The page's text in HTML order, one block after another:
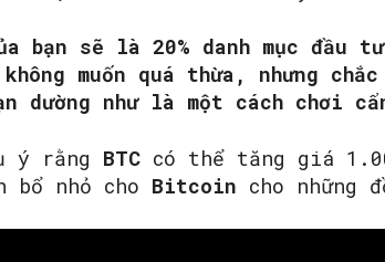
bạn sẽ là 20% danh mục
muốn quá thừa, nhưng
dường như là một cách chơi
ý rằng BTC có thể tăng giá
bổ nhỏ cho Bitcoin cho những